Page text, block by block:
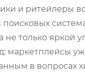
и ритейлеры
поисковых
не только
в вопросах